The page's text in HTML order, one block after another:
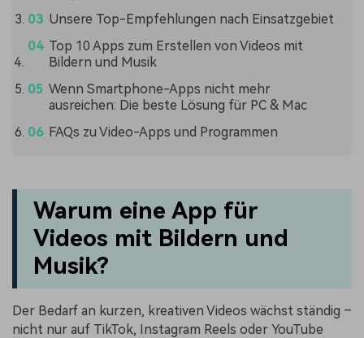
Unsere Top-Empfehlungen nach Einsatzgebiet
Top 10 Apps zum Erstellen von Videos mit
Bildern und Musik
Wenn Smartphone-Apps nicht mehr
ausreichen: Die beste Lösung für PC & Mac
FAQs zu Video-Apps und Programmen
Warum eine App für
Videos mit Bildern und
Musik?
Der Bedarf an kurzen, kreativen Videos wächst ständig –
nicht nur auf TikTok, Instagram Reels oder YouTube